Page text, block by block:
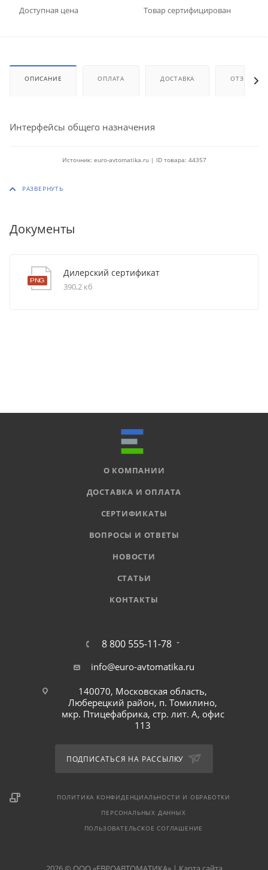
Доступная цена Товар сертифицирован
ОПИСАНИЕ ОПЛАТА ДОСТАВКА ОТЗЫВЫ
Интерфейсы общего назначения
Источник: euro-avtomatika.ru | ID товара: 44357
Документы
Дилерский сертификат
390,2 кб
О КОМПАНИИ
ДОСТАВКА И ОПЛАТА
СЕРТИФИКАТЫ
ВОПРОСЫ И ОТВЕТЫ
НОВОСТИ
СТАТЬИ
КОНТАКТЫ
8 800 555-11-78
info@euro-avtomatika.ru
140070, Московская область,
Люберецкий район, п. Томилино,
мкр. Птицефабрика, стр. лит. А, офис
113
ПОДПИСАТЬСЯ НА РАССЫЛКУ
ПОЛИТИКА КОНФИДЕНЦИАЛЬНОСТИ И ОБРАБОТКИ
ПЕРСОНАЛЬНЫХ ДАННЫХ
ПОЛЬЗОВАТЕЛЬСКОЕ СОГЛАШЕНИЕ